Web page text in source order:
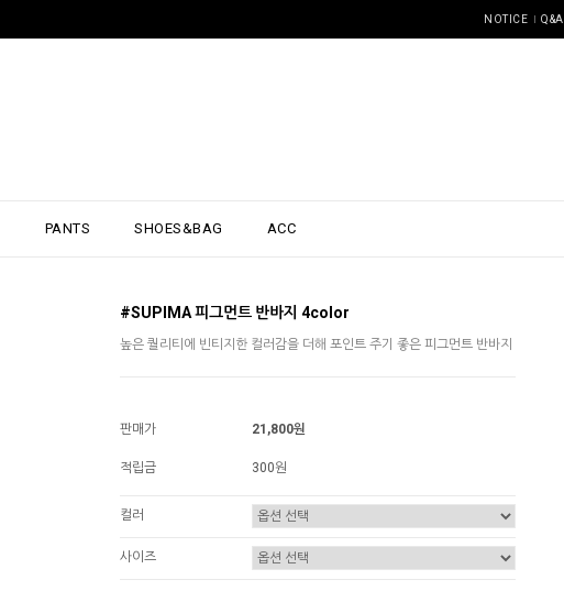
NOTICE Q&A
PANTS SHOES&BAG ACC
#SUPIMA 피그먼트 반바지 4color
높은 퀄리티에 빈티지한 컬러감을 더해 포인트 주기 좋은 피그먼트 반바지
판매가 21,800원
적립금 300원
컬러
사이즈